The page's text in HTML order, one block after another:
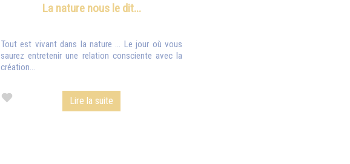
La nature nous le dit...
Tout est vivant dans la nature ... Le jour où vous
saurez entretenir une relation consciente avec la
création...
Lire la suite